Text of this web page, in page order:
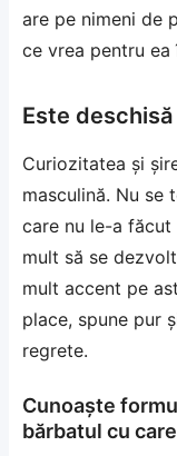
are pe nimeni de
ce vrea pentru
Este
Curiozitatea și
masculină. Nu se
care nu le-a
mult să se
mult accent pe
place, spune pur
regrete.
Cunoaște
bărbatul cu